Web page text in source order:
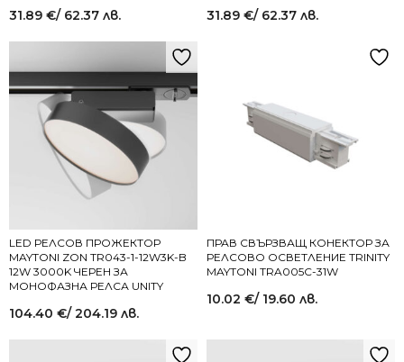
31.89 €/ 62.37 лв. 31.89 €/ 62.37 лв.
LED РЕЛСОВ ПРОЖЕКТОР
MAYTONI ZON TR043-1-12W3K-B
12W 3000K ЧЕРЕН ЗА
МОНОФАЗНА РЕЛСА UNITY
104.40 €/ 204.19 лв.
ПРАВ СВЪРЗВАЩ КОНЕКТОР ЗА
РЕЛСОВО ОСВЕТЛЕНИЕ TRINITY
MAYTONI TRA005C-31W
10.02 €/ 19.60 лв.